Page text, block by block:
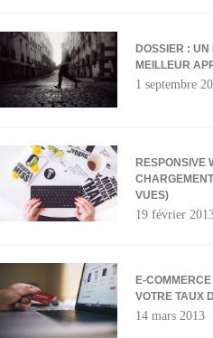
DOSSIER :
MEILLEUR
1 septembre
RESPONSIVE
VUES)
19 février
E-
VOTRE TAUX
14 mars 2013